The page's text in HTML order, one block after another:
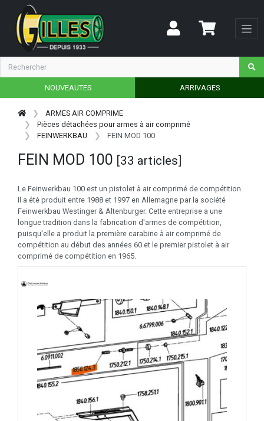
NOUVEAUTES ARRIVAGES
ARMES AIR COMPRIME
Pièces détachées pour armes à air comprimé
FEINWERKBAU
FEIN MOD 100
FEIN MOD 100 [33 articles]
Le Feinwerkbau 100 est un pistolet à air comprimé de compétition.
Il a été produit entre 1988 et 1997 en Allemagne par la société
Feinwerkbau Westinger & Altenburger. Cette entreprise a une
longue tradition dans la fabrication d'armes de compétition,
puisqu'elle a produit la première carabine à air comprimé de
compétition au début des années 60 et le premier pistolet à air
comprimé de compétition en 1965.